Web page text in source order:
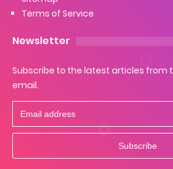
Terms of Service
Newsletter
Subscribe to the latest articles from
email.